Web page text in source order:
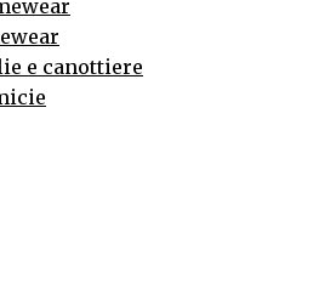
e canottiere